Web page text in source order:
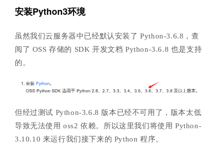
安装Python3环境
虽然我们云服务器中已经默认安装了 Python-3.6.8，查
阅了 OSS 存储的 SDK 开发文档 Python-3.6.8 也是支持
的。
但经过测试 Python-3.6.8 版本已经不可用了，版本太低
导致无法使用 oss2 依赖。所以这里我们将使用 Python-
3.10.10 来运行我们接下来的 Python 程序。